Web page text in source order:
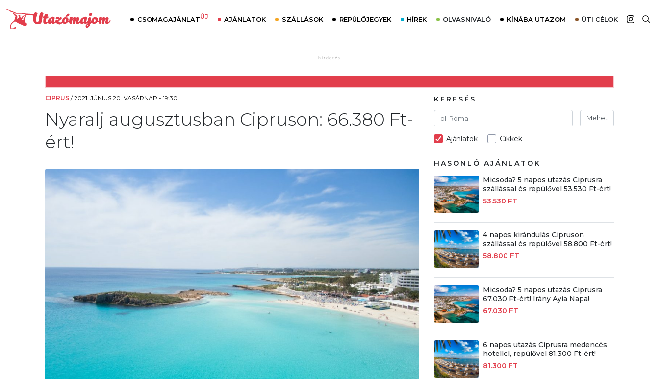
CSOMAGAJÁNLATÚJ AJÁNLATOK SZÁLLÁSOK REPÜLŐJEGYEK HÍREK OLVASNIVALÓ
Utazómajom – CitySIM kártya a világutazóknak
Élménybeszámolók
Szállodalátogatás
Sajtómegjelenések
KÍNÁBA UTAZOM ÚTI CÉLOK
Afrika
CIPRUS /2021. JÚNIUS 20. VASÁRNAP - 19:30
Nyaralj augusztusban Cipruson: 66.380 Ft-
ért!
KERESÉS
Mehet
Ajánlatok Cikkek
HASONLÓ AJÁNLATOK
Micsoda? 5 napos utazás Ciprusra
szállással és repülővel 53.530 Ft-ért!
53.530 FT
4 napos kirándulás Cipruson
szállással és repülővel 58.800 Ft-ért!
58.800 FT
Micsoda? 5 napos utazás Ciprusra
67.030 Ft-ért! Irány Ayia Napa!
67.030 FT
6 napos utazás Ciprusra medencés
hotellel, repülővel 81.300 Ft-ért!
81.300 FT